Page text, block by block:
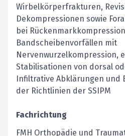
Wirbelkörperfrakturen,
Dekompressionen sowie
bei
Bandscheibenvorfällen mit
Nervenwurzelkompression,
Stabilisationen von dorsal
Infiltrative Abklärungen und
der Richtlinien der SSIPM
Fachrichtung
FMH Orthopädie und